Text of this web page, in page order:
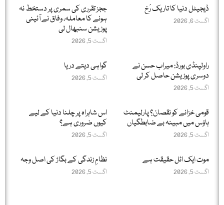
ڈیجیٹل دنیا کا تاریک رُخ
اگست 6, 2026
ججز تقرری کی سمری پر دستخط نہ
ہونے کا معاملہ، وفاق نے آئینی
پوزیشن سنبھال لی
اگست 5, 2026
راولپنڈی بورڈ: میراب حسن نے
دوسری پوزیشن حاصل کر لی
اگست 5, 2026
گواہی دیتے دریا
اگست 5, 2026
قومی خزانے کو نقصان؟ پارلیمنٹ
ہاؤس میں مبینہ بے ضابطگیاں
اگست 5, 2026
اس شاہراہ پر چلنا دنیا کے لیے
کیوں ضروری ہے؟
اگست 5, 2026
موت ایک اٹل حقیقت ہے
اگست 5, 2026
نظامِ زندگی کے بگاڑ کی اصل وجہ
اگست 5, 2026